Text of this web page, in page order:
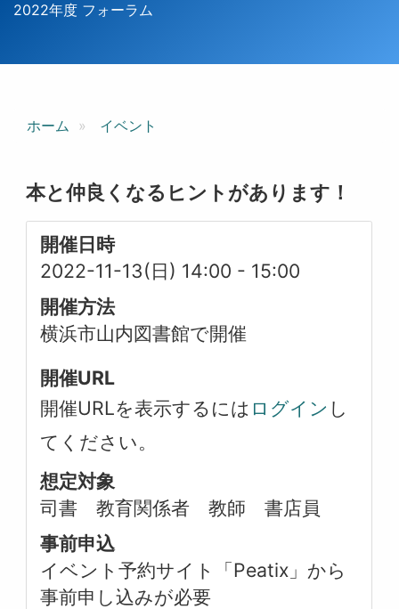
2022年度 フォーラム
ホーム イベント
本と仲良くなるヒントがあります！
開催日時
2022-11-13(日) 14:00 - 15:00
開催方法
横浜市山内図書館で開催
開催URL
開催URLを表示するには ログイン し
てください。
想定対象
司書 教育関係者 教師 書店員
事前申込
イベント予約サイト「Peatix」から
事前申し込みが必要